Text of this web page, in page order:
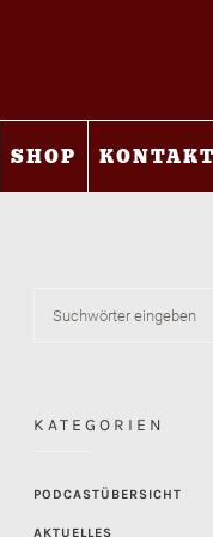
SHOP KONTAKT
KATEGORIEN
PODCASTÜBERSICHT
AKTUELLES